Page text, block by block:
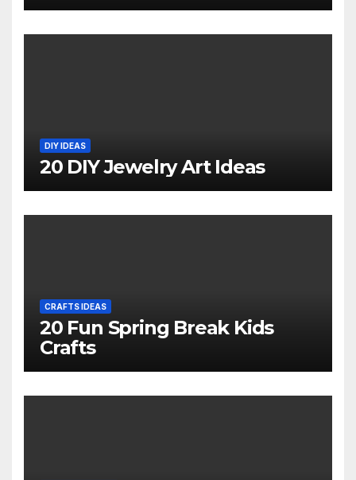
DIY IDEAS
20 DIY Jewelry Art Ideas
CRAFTS IDEAS
20 Fun Spring Break Kids
Crafts